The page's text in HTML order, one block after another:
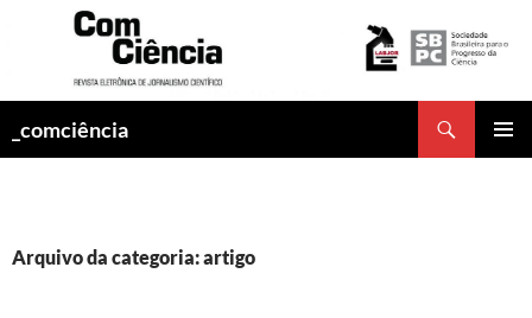
_comciência
Arquivo da categoria: artigo